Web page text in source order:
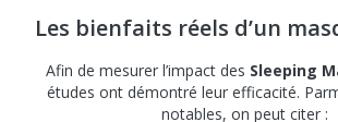
Les bienfaits réels d’un
Afin de mesurer l’impact des Sleeping
études ont démontré leur efficacité.
notables, on peut citer :